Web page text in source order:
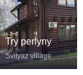
Try perlyny
Svityaz village